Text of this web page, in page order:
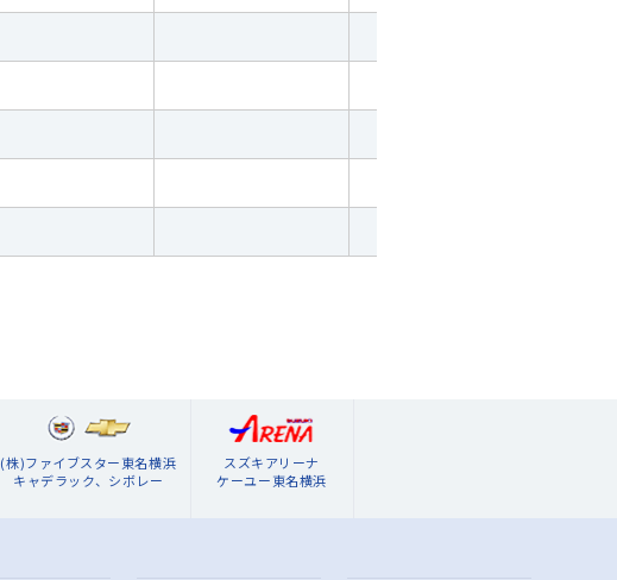
(株)ファイブスター東名横浜
キャデラック、シボレー
スズキアリーナ
ケーユー東名横浜